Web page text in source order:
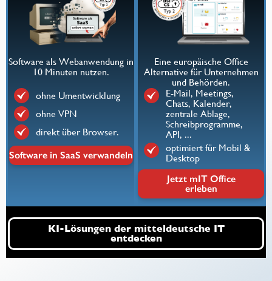
Software als Webanwendung in
10 Minuten nutzen.
ohne Umentwicklung
ohne VPN
direkt über Browser.
Software in SaaS verwandeln
Eine europäische Office
Alternative für Unternehmen
und Behörden.
E-Mail, Meetings,
Chats, Kalender,
zentrale Ablage,
Schreibprogramme,
API, ...
optimiert für Mobil &
Desktop
Jetzt mIT Office
erleben
KI-Lösungen der mitteldeutsche IT
entdecken